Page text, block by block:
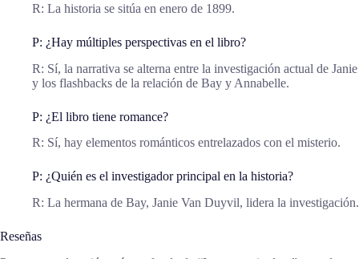
R: La historia se sitúa en enero de 1899.
P: ¿Hay múltiples perspectivas en el libro?
R: Sí, la narrativa se alterna entre la investigación actual de Janie
y los flashbacks de la relación de Bay y Annabelle.
P: ¿El libro tiene romance?
R: Sí, hay elementos románticos entrelazados con el misterio.
P: ¿Quién es el investigador principal en la historia?
R: La hermana de Bay, Janie Van Duyvil, lidera la investigación.
Reseñas